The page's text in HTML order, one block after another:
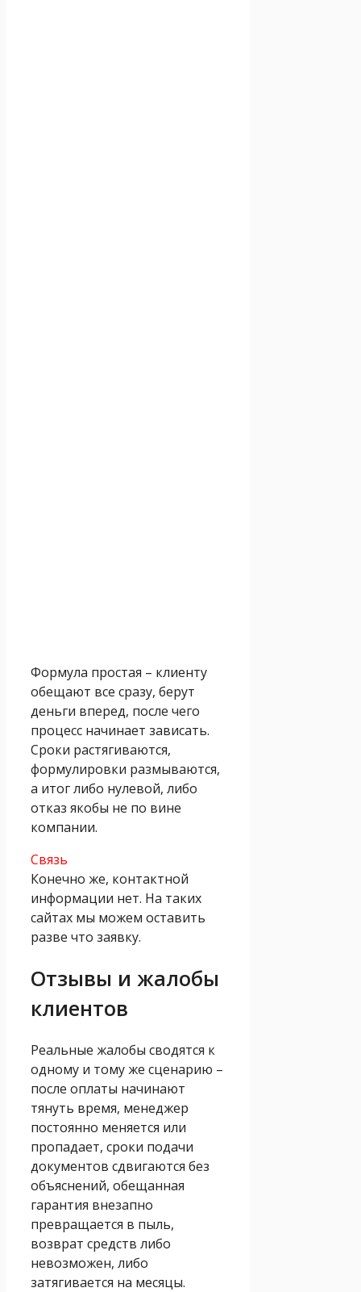
Формула простая – клиенту
обещают все сразу, берут
деньги вперед, после чего
процесс начинает зависать.
Сроки растягиваются,
формулировки размываются,
а итог либо нулевой, либо
отказ якобы не по вине
компании.
Связь
Конечно же, контактной
информации нет. На таких
сайтах мы можем оставить
разве что заявку.
Отзывы и жалобы
клиентов
Реальные жалобы сводятся к
одному и тому же сценарию –
после оплаты начинают
тянуть время, менеджер
постоянно меняется или
пропадает, сроки подачи
документов сдвигаются без
объяснений, обещанная
гарантия внезапно
превращается в пыль,
возврат средств либо
невозможен, либо
затягивается на месяцы.